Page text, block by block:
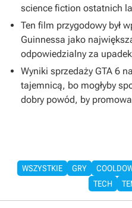
science fiction ostatnich
Ten film przygodowy był
Guinnessa jako
odpowiedzialny za
Wyniki sprzedaży GTA 6
tajemnicą, bo mogłyby
dobry powód, by
WSZYSTKIE GRY
TECH